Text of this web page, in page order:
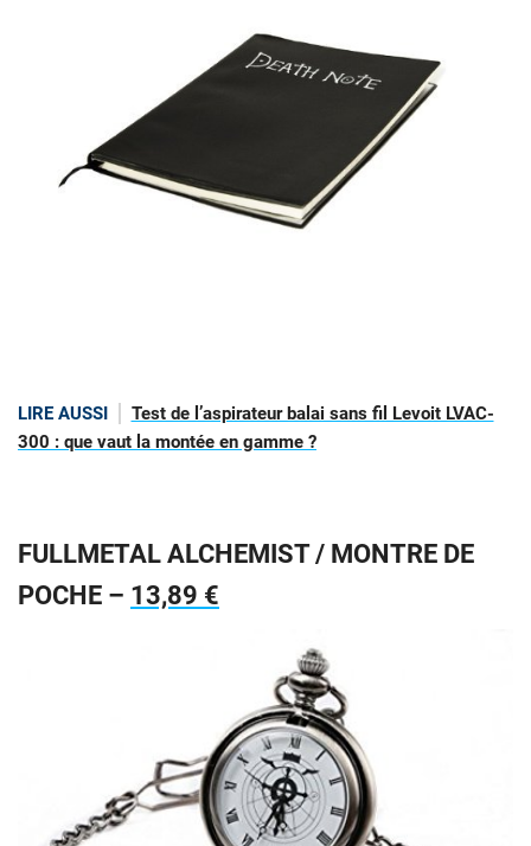
LIRE AUSSI
Test de l’aspirateur balai sans fil Levoit LVAC-
300 : que vaut la montée en gamme ?
FULLMETAL ALCHEMIST / MONTRE DE
POCHE – 13,89 €